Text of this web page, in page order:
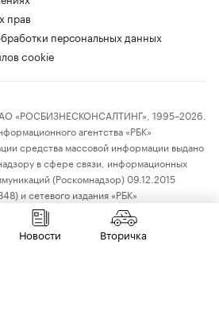
прав
персональных данных
cookie
«РОСБИЗНЕСКОНСАЛТИНГ», 1995–2026.
агентства «РБК»
средства массовой информации выдано
в сфере связи, информационных
(Роскомнадзор) 09.12.2015
и сетевого издания «РБК»
средства массовой информации выдано
в сфере связи, информационных
(Роскомнадзор) 03.12.2021
Новости Вторичка